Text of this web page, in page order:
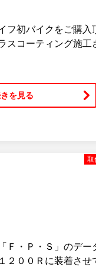
フ初バイクをご購入
スコーティング施工
を見る
取
Ｆ・Ｐ・Ｓ」のデー
２００Ｒに装着させ